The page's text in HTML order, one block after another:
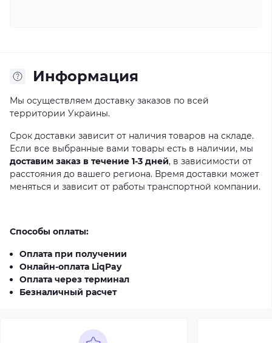
Информация
Мы осуществляем доставку заказов по всей
территории Украины.
Срок доставки зависит от наличия товаров на складе.
Если все выбранные вами товары есть в наличии, мы
доставим заказ в течение 1-3 дней, в зависимости от
расстояния до вашего региона. Время доставки может
меняться и зависит от работы транспортной компании.
Способы оплаты:
Оплата при получении
Онлайн-оплата LiqPay
Оплата через терминал
Безналичный расчет